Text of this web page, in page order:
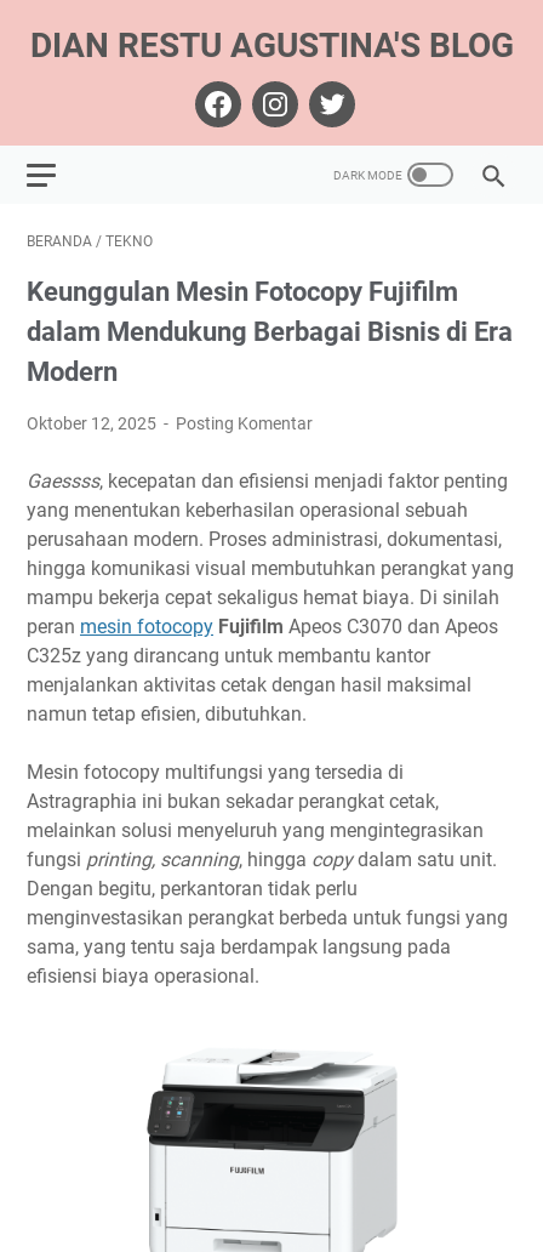
DIAN RESTU AGUSTINA'S BLOG
BERANDA / TEKNO
Keunggulan Mesin Fotocopy Fujifilm
dalam Mendukung Berbagai Bisnis di Era
Modern
Oktober 12, 2025 Posting Komentar
Gaessss, kecepatan dan efisiensi menjadi faktor penting
yang menentukan keberhasilan operasional sebuah
perusahaan modern. Proses administrasi, dokumentasi,
hingga komunikasi visual membutuhkan perangkat yang
mampu bekerja cepat sekaligus hemat biaya. Di sinilah
peran mesin fotocopy Fujifilm Apeos C3070 dan Apeos
C325z yang dirancang untuk membantu kantor
menjalankan aktivitas cetak dengan hasil maksimal
namun tetap efisien, dibutuhkan.
Mesin fotocopy multifungsi yang tersedia di
Astragraphia ini bukan sekadar perangkat cetak,
melainkan solusi menyeluruh yang mengintegrasikan
fungsi printing, scanning, hingga copydalam satu unit.
Dengan begitu, perkantoran tidak perlu
menginvestasikan perangkat berbeda untuk fungsi yang
sama, yang tentu saja berdampak langsung pada
efisiensi biaya operasional.